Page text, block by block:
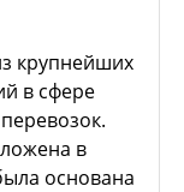
крупнейших
в сфере
в
основана